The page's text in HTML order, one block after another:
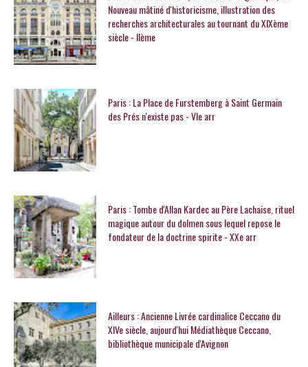
Nouveau mâtiné d'historicisme, illustration des
recherches architecturales au tournant du XIXème
siècle - IIème
Paris : La Place de Furstemberg à Saint Germain
des Prés n'existe pas - VIe arr
Paris : Tombe d'Allan Kardec au Père Lachaise, rituel
magique autour du dolmen sous lequel repose le
fondateur de la doctrine spirite - XXe arr
Ailleurs : Ancienne Livrée cardinalice Ceccano du
XIVe siècle, aujourd'hui Médiathèque Ceccano,
bibliothèque municipale d'Avignon